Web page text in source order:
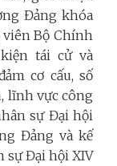
Đảng khóa
viên Bộ Chính
tái cử và
cơ cấu, số
lĩnh vực công
sự Đại hội
Đảng và kế
sự Đại hội XIV